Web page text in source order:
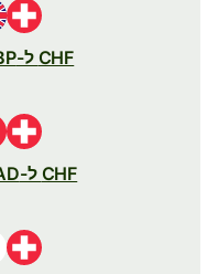
CHF ל-GBP
CHF ל-CAD